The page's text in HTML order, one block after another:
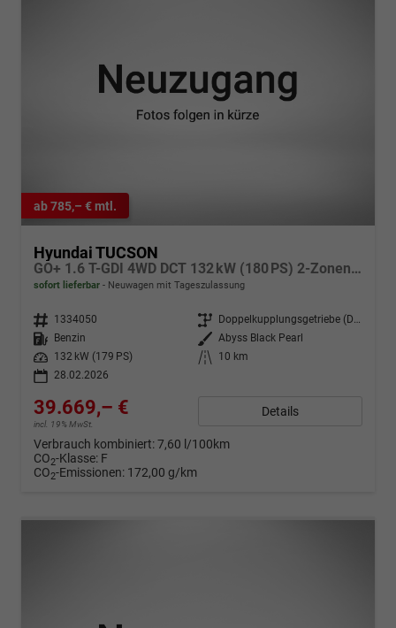
ab 785,– € mtl.
Hyundai TUCSON
GO+ 1.6 T-GDI 4WD DCT 132 kW (180 PS) 2-Zonen-Klimaautomatik, Navigationssystem, Bluetooth, Android Auto, Apple CarPlay, Induktive Ladestation, Adaptiver Tempomat mit Abstandsregelung, Rückfahrkamera, Matrix LED, 18" Leichtmetallfelgen, uvm.
sofort lieferbar Neuwagen mit Tageszulassung
Fahrzeugnr. 1334050 Getriebe
Doppelkupplungsgetriebe (DSG)
Kraftstoff
Benzin Außenfarbe Abyss Black Pearl
Leistung
132 kW (179 PS) Kilometerstand
10 km
28.02.2026
39.669,– €
incl. 19% MwSt.
Details
Verbrauch kombiniert:7,60 l/100km
CO2-Klasse: F
CO2-Emissionen: 172,00 g/km